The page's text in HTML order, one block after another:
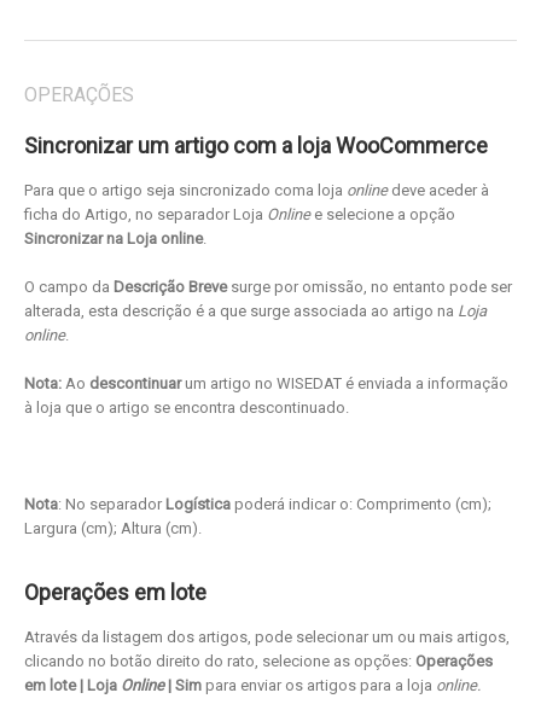
OPERAÇÕES
Sincronizar um artigo com a loja WooCommerce
Para que o artigo seja sincronizado coma loja onlinedeve aceder à
ficha do Artigo, no separador Loja Onlinee selecione a opção
Sincronizar na Loja online.
O campo da Descrição Brevesurge por omissão, no entanto pode ser
alterada, esta descrição é a que surge associada ao artigo na Loja
online.
Nota: Ao descontinuarum artigo no WISEDAT é enviada a informação
à loja que o artigo se encontra descontinuado.
Nota: No separador Logística poderá indicar o: Comprimento (cm);
Largura (cm); Altura (cm).
Operações em lote
Através da listagem dos artigos, pode selecionar um ou mais artigos,
clicando no botão direito do rato, selecione as opções: Operações
em lote | Loja Online| Sim para enviar os artigos para a loja online.